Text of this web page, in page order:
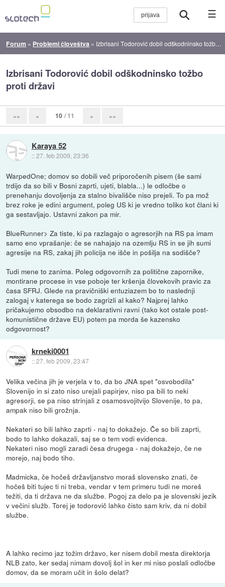
☰
Forum » Problemi človeštva » Izbrisani Todorović dobil odškodninsko tožbo proti državi
Izbrisani Todorović dobil odškodninsko tožbo
proti državi
«« « 10 / 11 » »»
Karaya 52
::27. feb 2009, 23:36
WarpedOne; domov so dobili več priporočenih pisem (še sami
trdijo da so bili v Bosni zaprti, ujeti, blabla...) le odločbe o
prenehanju dovoljenja za stalno bivališče niso prejeli. To pa mož
brez roke je edini argument, poleg US ki je vredno toliko kot člani ki
ga sestavljajo. Ustavni zakon pa mir.
BlueRunner> Za tiste, ki pa razlagajo o agresorjih na RS pa imam
samo eno vprašanje: če se nahajajo na ozemlju RS in se jih sumi
agresije na RS, zakaj jih policija ne išče in pošilja na sodišče?
Tudi mene to zanima. Poleg odgovornih za politične zapornike,
montirane procese in vse poboje ter kršenja človekovih pravic za
časa SFRJ. Glede na pravičniški entuziazem bo to naslednji
zalogaj v katerega se bodo zagrizli al kako? Najprej lahko
pričakujemo obsodbo na deklarativni ravni (tako kot ostale post-
komunistične države EU) potem pa morda še kazensko
odgovornost?
krneki0001
::27. feb 2009, 23:47
Velika večina jih je verjela v to, da bo JNA spet "osvobodila"
Slovenijo in si zato niso urejali papirjev, niso pa bili to neki
agresorji, se pa niso strinjali z osamosvojitvijo Slovenije, to pa,
ampak niso bili grožnja.
Nekateri so bili lahko zaprti - naj to dokažejo. Če so bili zaprti,
bodo to lahko dokazali, saj se o tem vodi evidenca.
Nekateri niso mogli zaradi česa drugega - naj dokažejo, če ne
morejo, naj bodo tiho.
Madmicka, če hočeš državljanstvo moraš slovensko znati, če
hočeš biti tujec ti ni treba, vendar v tem primeru tudi ne moreš
težiti, da ti država ne da službe. Pogoj za delo pa je slovenski jezik
v večini služb. Torej je todorovič lahko čisto sam kriv, da ni dobil
službe.
A lahko recimo jaz tožim državo, ker nisem dobil mesta direktorja
NLB zato, ker sedaj nimam dovolj šol in ker mi niso poslali odločbe
domov, da se moram učit in šolo delat?